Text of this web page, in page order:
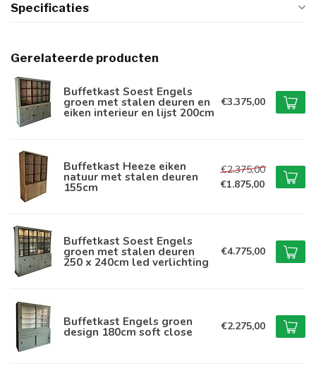
Specificaties
Gerelateerde producten
Buffetkast Soest Engels
groen met stalen deuren en
eiken interieur en lijst 200cm
€3.375,00
Buffetkast Heeze eiken
natuur met stalen deuren
155cm
€2.375,00
€1.875,00
Buffetkast Soest Engels
groen met stalen deuren
250 x 240cm led verlichting
€4.775,00
Buffetkast Engels groen
design 180cm soft close €2.275,00